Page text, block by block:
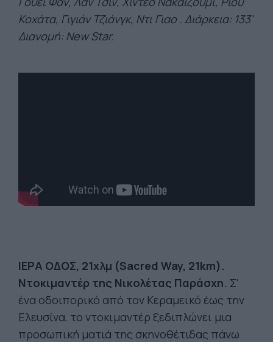
Κοχάτα, Γιγιάν Τζιάνγκ, Ντι Γιαο . Διάρκεια: 133'
Διανομή: New Star.
ΙΕΡΑ ΟΔΟΣ, 21χλμ (Sacred Way, 21km).
Ντοκιμαντέρ της Νικολέτας Παράσχη. Σ'
ένα οδοιπορικό από τον Κεραμεικό έως την
Ελευσίνα, το ντοκιμαντέρ ξεδιπλώνει μια
προσωπική ματιά της σκηνοθέτιδας πάνω